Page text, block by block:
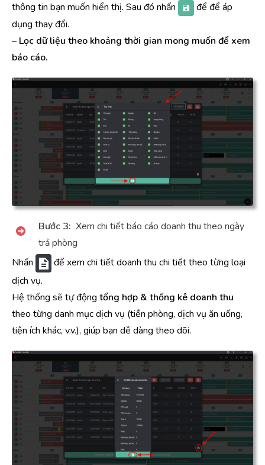
thông tin bạn muốn hiển thị. Sau đó nhấn
để để áp
dụng thay đổi.
– Lọc dữ liệu theo khoảng thời gian mong muốn để xem
báo cáo.
Bước 3: Xem chi tiết báo cáo doanh thu theo ngày
trả phòng
Nhấn
để xem chi tiết doanh thu chi tiết theo từng loại
dịch vụ.
Hệ thống sẽ tự động tổng hợp & thống kê doanh thu
theo từng danh mục dịch vụ (tiền phòng, dịch vụ ăn uống,
tiện ích khác, v.v.), giúp bạn dễ dàng theo dõi.